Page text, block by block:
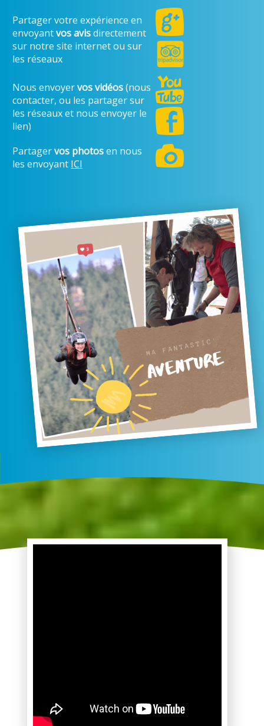
Partager votre expérience en
envoyantvos avisdirectement
sur notre site internet ou sur
les réseaux
Nous envoyervos vidéos(nous
contacter, ou les partager sur
les réseaux et nous envoyer le
lien)
Partagervos photosen nous
les envoyant ICI